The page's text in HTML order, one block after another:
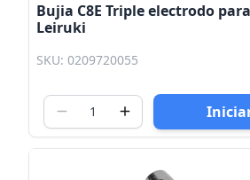
Bujia C8E Triple electrodo
Leiruki
SKU: 0209720055